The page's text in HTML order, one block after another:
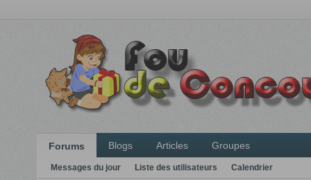
Forums Blogs Articles Groupes
Messages du jour Liste des utilisateurs Calendrier